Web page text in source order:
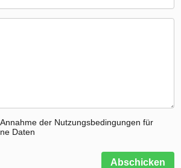
der Nutzungsbedingungen für
Daten
Abschicken